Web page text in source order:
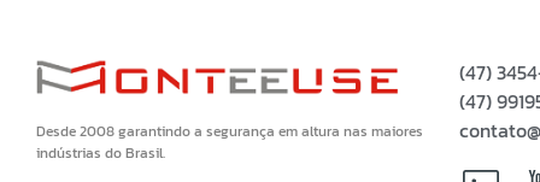
Desde 2008 garantindo a segurança em altura nas maiores
indústrias do Brasil.
(47)
(47)